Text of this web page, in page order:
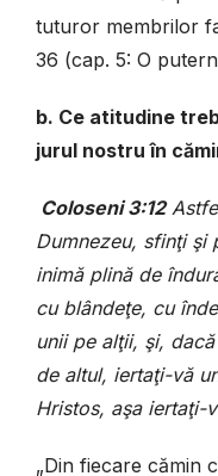
tuturor membrilor
36 (cap. 5: O
b. Ce atitudine
jurul nostru în
Coloseni 3:12
Dumnezeu, sfinţi şi
inimă plină de
cu blândeţe, cu
unii pe alţii, şi,
de altul, iertaţi-vă
Hristos, aşa iertaţi-
„Din fiecare cămin